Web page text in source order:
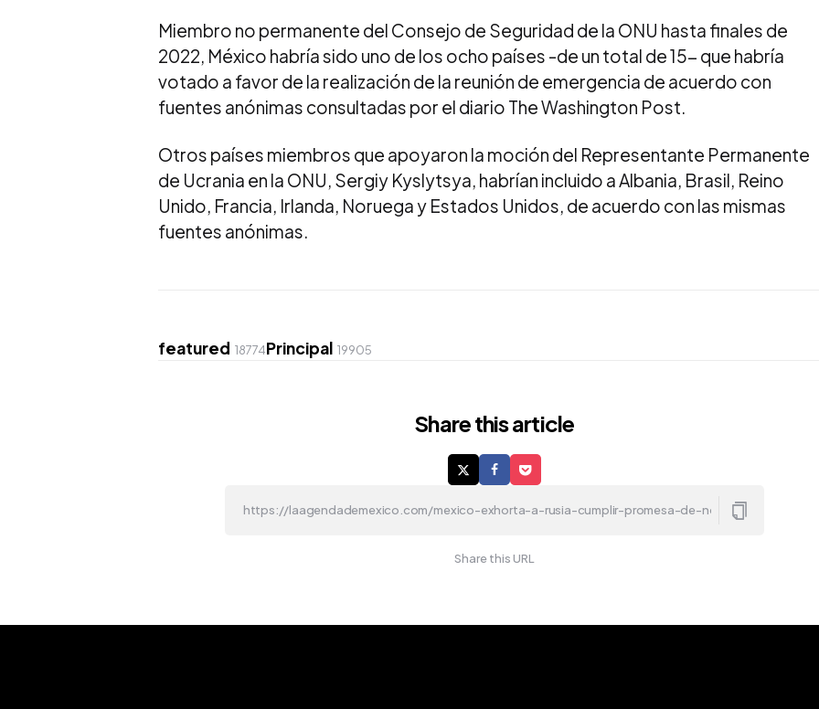
​​Miembro no permanente del Consejo de Seguridad de la ONU hasta finales de
2022, México habría sido uno de los ocho países -de un total de 15- que habría
votado a favor de la realización de la reunión de emergencia de acuerdo con
fuentes anónimas consultadas por el diario The Washington Post.
Otros países miembros que apoyaron la moción del Representante Permanente
de Ucrania en la ONU, Sergiy Kyslytsya, habrían incluido a Albania, Brasil, Reino
Unido, Francia, Irlanda, Noruega y Estados Unidos, de acuerdo con las mismas
fuentes anónimas.
featured 18774Principal 19905
Sharethis article
Share this URL